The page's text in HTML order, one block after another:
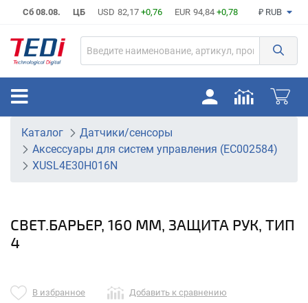
Сб 08.08. ЦБ USD 82,17 +0,76 EUR 94,84 +0,78 ₽ RUB
Каталог
Датчики/сенсоры
Аксессуары для систем управления (EC002584)
XUSL4E30H016N
СВЕТ.БАРЬЕР, 160 ММ, ЗАЩИТА РУК, ТИП
4
В избранное
Добавить к сравнению